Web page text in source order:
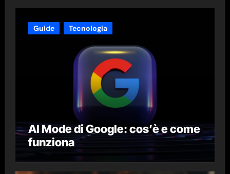
Guide Tecnologia
AI Mode di Google: cos’è e come
funziona